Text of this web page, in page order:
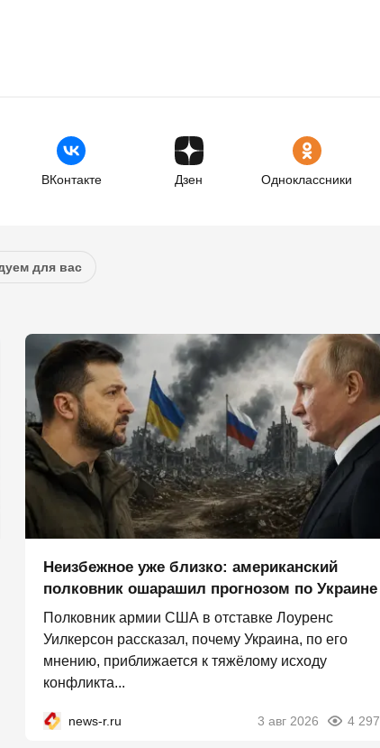
ВКонтакте Дзен Одноклассники
для вас
Неизбежное уже близко: американский
полковник ошарашил прогнозом по Украине
Полковник армии США в отставке Лоуренс
Уилкерсон рассказал, почему Украина, по его
мнению, приближается к тяжёлому исходу
конфликта...
news-r.ru 3 авг 2026 4 297